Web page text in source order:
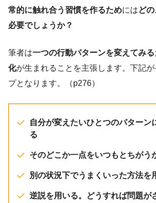
常的に触れ合う習慣を作るためにはど
必要でしょうか？
筆者は一つの行動パターンを変えてみる
化が生まれることを主張します。下記
プとなります。（p276）
自分が変えたいひとつのパターン
る
そのどこか一点をいつもとちがう
別の状況下でうまくいった方法を
逆説を用いる。どうすれば問題が